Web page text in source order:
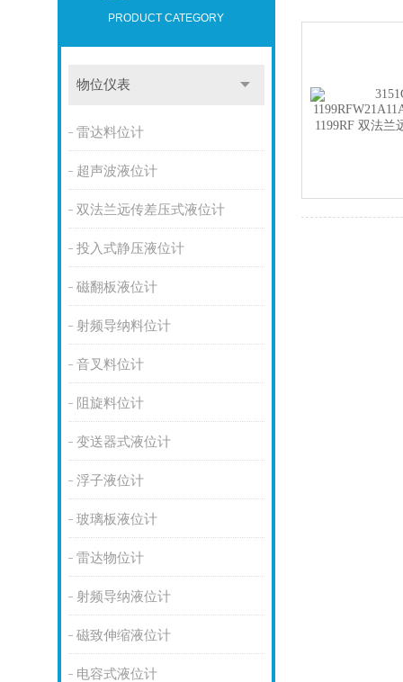
PRODUCT CATEGORY
物位仪表
雷达料位计
超声波液位计
双法兰远传差压式液位计
投入式静压液位计
磁翻板液位计
射频导纳料位计
音叉料位计
阻旋料位计
变送器式液位计
浮子液位计
玻璃板液位计
雷达物位计
射频导纳液位计
磁致伸缩液位计
电容式液位计